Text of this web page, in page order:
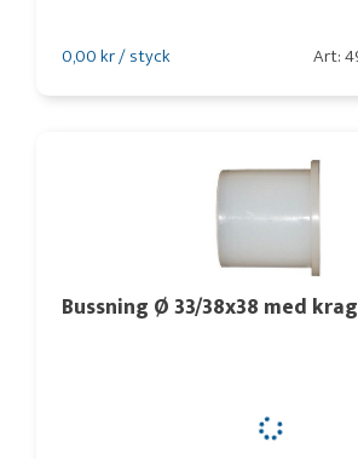
0,00 kr / styck Art:
Bussning Ø 33/38x38 med